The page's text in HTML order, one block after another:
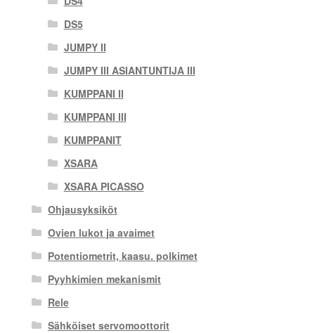
DS5
JUMPY II
JUMPY III ASIANTUNTIJA III
KUMPPANI II
KUMPPANI III
KUMPPANIT
XSARA
XSARA PICASSO
Ohjausyksiköt
Ovien lukot ja avaimet
Potentiometrit, kaasu. polkimet
Pyyhkimien mekanismit
Rele
Sähköiset servomoottorit